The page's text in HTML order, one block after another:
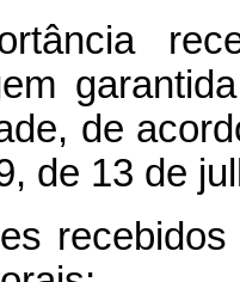
de
de 13 de